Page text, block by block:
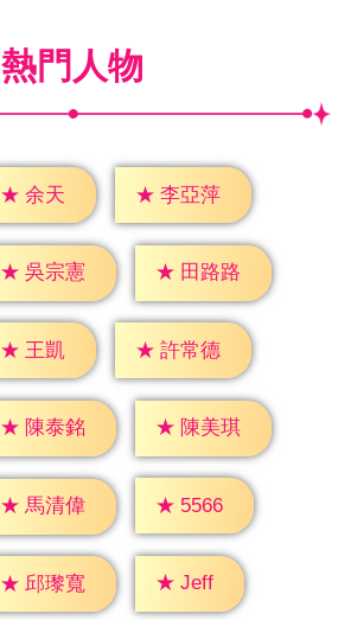
熱門人物
★ 余天 ★ 李亞萍
★ 吳宗憲 ★ 田路路
★ 王凱 ★ 許常德
★ 陳泰銘 ★ 陳美琪
★ 馬清偉 ★ 5566
★ 邱瓈寬 ★ Jeff